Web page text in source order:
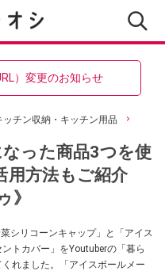
）変更のお知らせ
ッチン収納・キッチン用品
なった商品3つを使
用方法もご紹介
》
シリコーンキャップ」と「アイス
トカバー」をYoutuberの「暮ら
れました。「アイスボールメー